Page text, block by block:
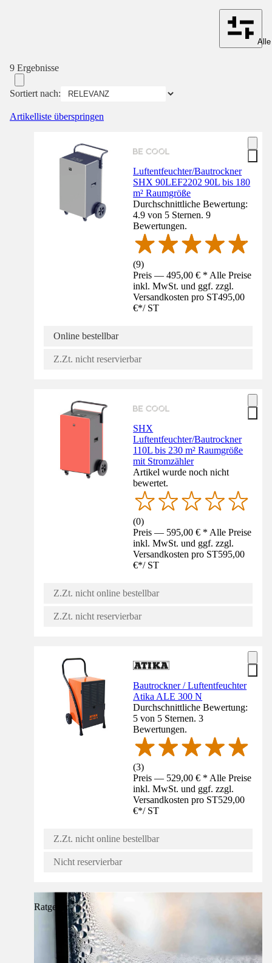
9 Ergebnisse
Sortiert nach:
Artikelliste überspringen
Luftentfeuchter/Bautrockner
SHX 90LEF2202 90L bis 180
m² Raumgröße
Durchschnittliche Bewertung:
4.9 von 5 Sternen. 9
Bewertungen.
(9)
Preis — 495,00 € * Alle Preise
inkl. MwSt. und ggf. zzgl.
Versandkosten pro ST495,00
€*/ ST
Online bestellbar
Z.Zt. nicht reservierbar
SHX
Luftentfeuchter/Bautrockner
110L bis 230 m² Raumgröße
mit Stromzähler
Artikel wurde noch nicht
bewertet.
(0)
Preis — 595,00 € * Alle Preise
inkl. MwSt. und ggf. zzgl.
Versandkosten pro ST595,00
€*/ ST
Z.Zt. nicht online bestellbar
Z.Zt. nicht reservierbar
Bautrockner / Luftentfeuchter
Atika ALE 300 N
Durchschnittliche Bewertung:
5 von 5 Sternen. 3
Bewertungen.
(3)
Preis — 529,00 € * Alle Preise
inkl. MwSt. und ggf. zzgl.
Versandkosten pro ST529,00
€*/ ST
Z.Zt. nicht online bestellbar
Nicht reservierbar
Ratgeber